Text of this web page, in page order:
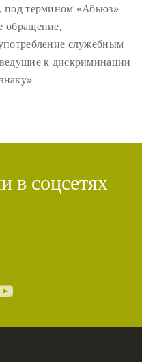
под термином «Абьюз»
обращение,
служебным
к дискриминации
в соцсетях